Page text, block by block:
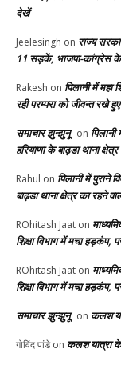
देखें
Jeelesingh on राज्य
11 सड़कें, भाजपा-कांग्रेस
Rakesh on पिलानी में महा
रही परम्परा को जीवन्त रखे
समाचार झुन्झुनू on
हरियाणा के बाढ़डा थाना
Rahul on पिलानी में पुराने
बाढ़डा थाना क्षेत्र का रहने
ROhitash Jaat on
शिक्षा विभाग में मचा हड़कंप,
ROhitash Jaat on
शिक्षा विभाग में मचा हड़कंप,
समाचार झुन्झुनू on कलश
गोविंद पांडेon कलश यात्रा के